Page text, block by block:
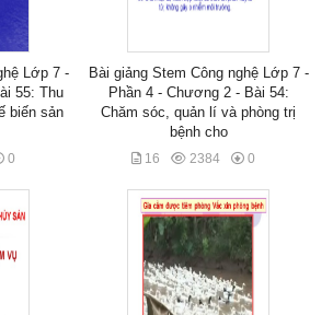
Lớp 7 -
55: Thu
biến sản
0
Bài giảng Stem Công nghệ Lớp 7 -
Phần 4 - Chương 2 - Bài 54:
Chăm sóc, quản lí và phòng trị
bệnh cho
16 2384 0